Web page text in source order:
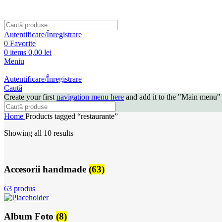
Autentificare/Înregistrare
0 Favorite
0 items 0,00 lei
Meniu
Autentificare/Înregistrare
Caută
Create your first navigation menu here and add it to the "Main menu"
Home Products tagged “restaurante”
Showing all 10 results
Accesorii handmade (63)
63 produs
Album Foto (8)